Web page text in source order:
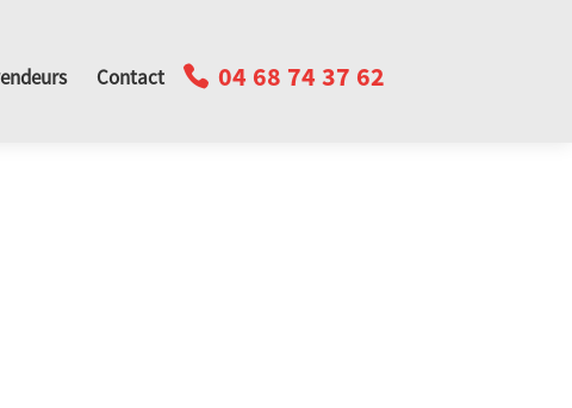
Contact 04 68 74 37 62